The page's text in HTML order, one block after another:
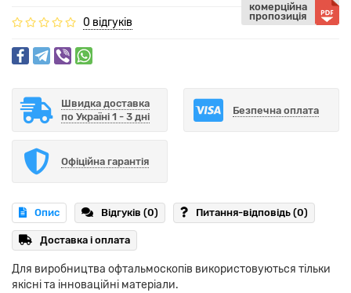
комерційна
пропозиція
0 відгуків
Швидка доставка
по Україні 1 - 3 дні
Безпечна оплата
Офіційна гарантія
Опис Відгуків (0) Питання-відповідь (0)
Доставка і оплата
Для виробництва офтальмоскопів використовуються тільки
якісні та інноваційні матеріали.